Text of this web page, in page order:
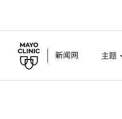
主题